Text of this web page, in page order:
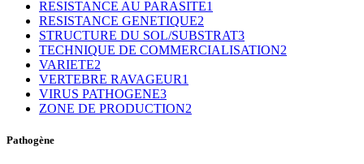
RESISTANCE AU PARASITE1
RESISTANCE GENETIQUE2
STRUCTURE DU SOL/SUBSTRAT3
TECHNIQUE DE COMMERCIALISATION2
VARIETE2
VERTEBRE RAVAGEUR1
VIRUS PATHOGENE3
ZONE DE PRODUCTION2
Pathogène